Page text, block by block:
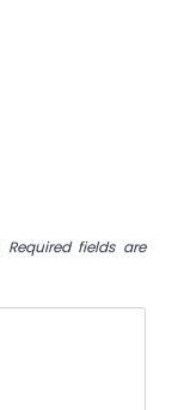
Required fields are